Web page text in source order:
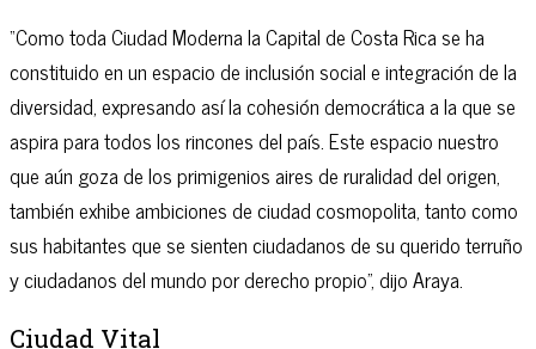
“Como toda Ciudad Moderna la Capital de Costa Rica se ha
constituido en un espacio de inclusión social e integración de la
diversidad, expresando así la cohesión democrática a la que se
aspira para todos los rincones del país. Este espacio nuestro
que aún goza de los primigenios aires de ruralidad del origen,
también exhibe ambiciones de ciudad cosmopolita, tanto como
sus habitantes que se sienten ciudadanos de su querido terruño
y ciudadanos del mundo por derecho propio”, dijo Araya.
Ciudad Vital